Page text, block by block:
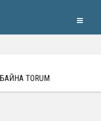
Toggle
TORUM